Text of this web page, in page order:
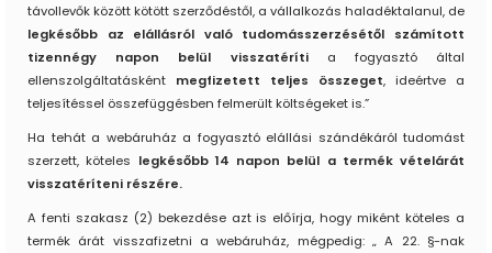
távollevők között kötött szerződéstől, a vállalkozás haladéktalanul, de
legkésőbb az elállásról való tudomásszerzésétől számított
tizennégy napon belül visszatérítia fogyasztó által
ellenszolgáltatásként megfizetett teljes összeget, ideértve a
teljesítéssel összefüggésben felmerült költségeket is.”
Ha tehát a webáruház a fogyasztó elállási szándékáról tudomást
szerzett, köteles legkésőbb 14 napon belül a termék vételárát
visszatéríteni részére.
A fenti szakasz (2) bekezdése azt is előírja, hogy miként köteles a
termék árát visszafizetni a webáruház, mégpedig: „ A 22. §-nak